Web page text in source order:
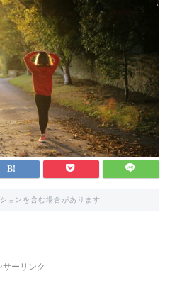
ョンを含む場合があります
サーリンク